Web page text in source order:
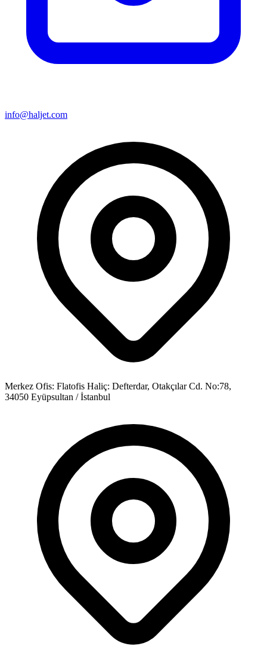
info@haljet.com
Merkez Ofis: Flatofis Haliç: Defterdar, Otakçılar Cd. No:78,
34050 Eyüpsultan / İstanbul